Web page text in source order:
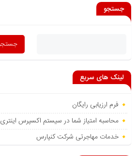
جستجو
لینک های سریع
فرم ارزیابی رایگان
محاسبه امتیاز شما در سیستم اکسپرس اینتری EE
خدمات مهاجرتی شرکت کنپارس